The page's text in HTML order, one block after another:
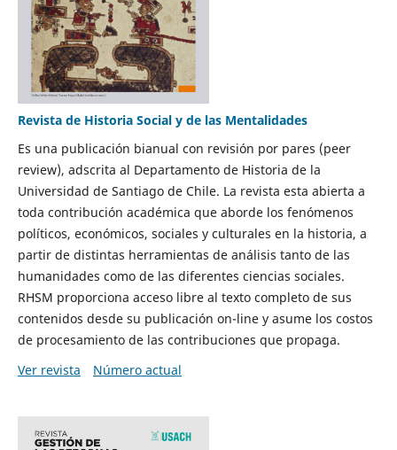
Revista de Historia Social y de las Mentalidades
Es una publicación bianual con revisión por pares (peer
review), adscrita al Departamento de Historia de la
Universidad de Santiago de Chile. La revista esta abierta a
toda contribución académica que aborde los fenómenos
políticos, económicos, sociales y culturales en la historia, a
partir de distintas herramientas de análisis tanto de las
humanidades como de las diferentes ciencias sociales.
RHSM proporciona acceso libre al texto completo de sus
contenidos desde su publicación on-line y asume los costos
de procesamiento de las contribuciones que propaga.
Ver revista
Número actual